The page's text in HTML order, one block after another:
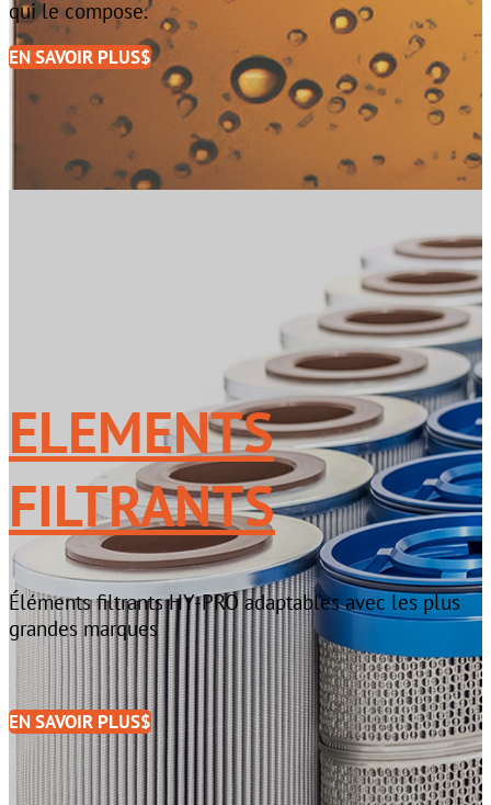
qui le compose.
EN SAVOIR PLUS
ELEMENTS
FILTRANTS
Éléments filtrants HY-PRO adaptables avec les plus
grandes marques
EN SAVOIR PLUS